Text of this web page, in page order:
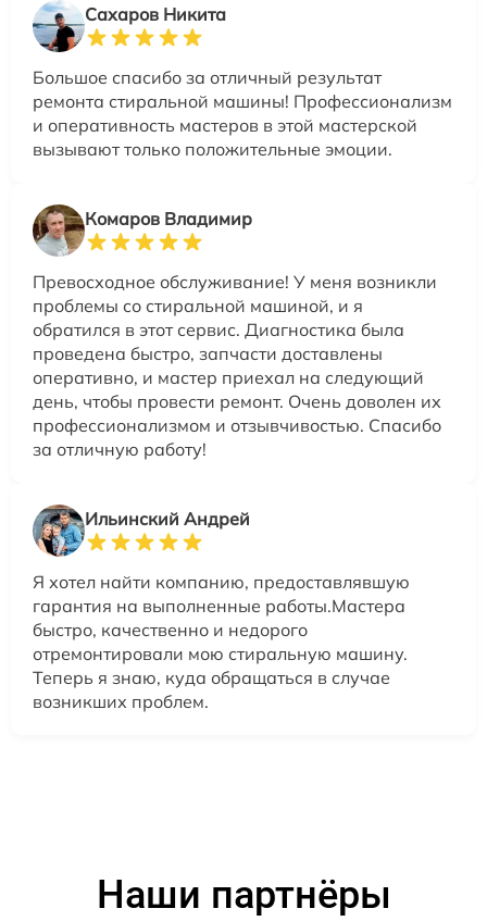
Сахаров Никита
Большое спасибо за отличный результат
ремонта стиральной машины! Профессионализм
и оперативность мастеров в этой мастерской
вызывают только положительные эмоции.
Комаров Владимир
Превосходное обслуживание! У меня возникли
проблемы со стиральной машиной, и я
обратился в этот сервис. Диагностика была
проведена быстро, запчасти доставлены
оперативно, и мастер приехал на следующий
день, чтобы провести ремонт. Очень доволен их
профессионализмом и отзывчивостью. Спасибо
за отличную работу!
Ильинский Андрей
Я хотел найти компанию, предоставлявшую
гарантия на выполненные работы.Мастера
быстро, качественно и недорого
отремонтировали мою стиральную машину.
Теперь я знаю, куда обращаться в случае
возникших проблем.
Наши партнёры